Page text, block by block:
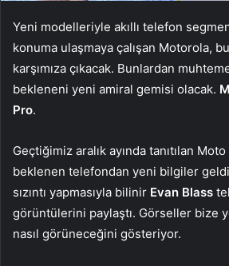
Yeni modelleriyle akıllı telefon
konuma ulaşmaya çalışan Motorola,
karşımıza çıkacak. Bunlardan
bekleneni yeni amiral gemisi olacak.
Pro.
Geçtiğimiz aralık ayında tanıtılan Moto
beklenen telefondan yeni bilgiler
sızıntı yapmasıyla bilinir Evan Blass
görüntülerini paylaştı. Görseller bize
nasıl görüneceğini gösteriyor.